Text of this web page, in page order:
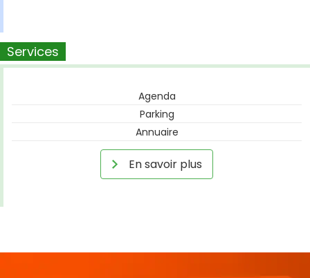
Services
Agenda
Parking
Annuaire
En savoir plus